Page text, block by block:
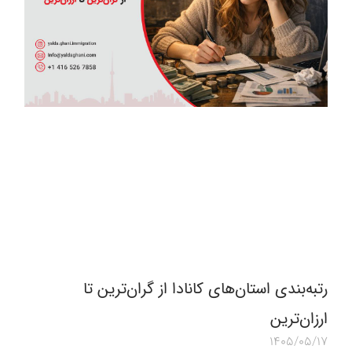
رتبه‌بندی استان‌های کانادا از گران‌ترین تا
ارزان‌ترین
1405/05/17